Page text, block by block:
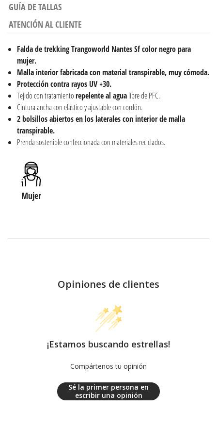
GUÍA DE TALLAS
ATENCIÓN AL CLIENTE
Falda de trekkingTrangoworld Nantes Sf color negro para
mujer.
Malla interior fabricada con material transpirable, muy cómoda.
Protección contra rayos UV +30.
Tejido con tratamientorepelente al agualibre de PFC.
Cintura ancha con elástico y ajustable con cordón.
2 bolsillos abiertos en los laterales con interior de malla
transpirable.
Prenda sostenible confeccionada con materiales reciclados.
Mujer
Opiniones de clientes
¡Estamos buscando estrellas!
Compártenos tu opinión
Sé la primer persona en
escribir una opinión